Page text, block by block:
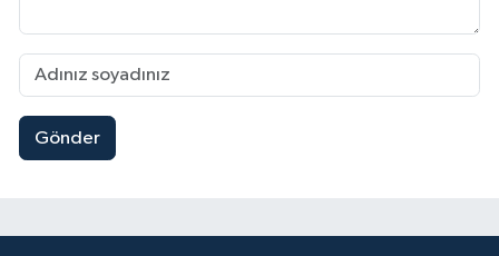
Gönder